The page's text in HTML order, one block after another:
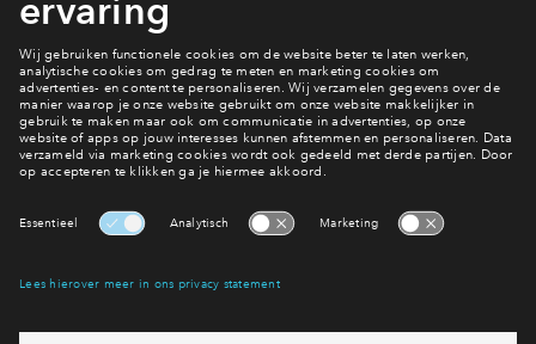
Heb je een vraag?
Bekijk de veel gestelde